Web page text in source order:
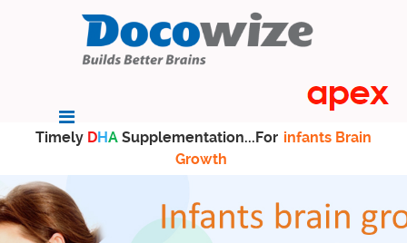
Timely DHA Supplementation...For infants Brain
Growth